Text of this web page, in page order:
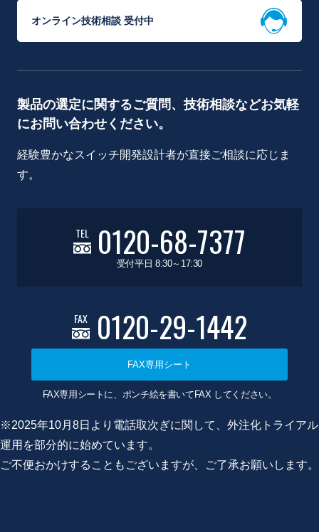
オンライン技術相談 受付中
製品の選定に関するご質問、技術相談などお気軽
にお問い合わせください。
経験豊かなスイッチ開発設計者が直接ご相談に応じま
す。
TEL 0120-68-7377
受付平日 8:30～17:30
FAX 0120-29-1442
FAX専用シート
FAX専用シートに、ポンチ絵を書いてFAX してください。
※2025年10月8日より電話取次ぎに関して、外注化トライアル
運用を部分的に始めています。
ご不便おかけすることもございますが、ご了承お願いします。